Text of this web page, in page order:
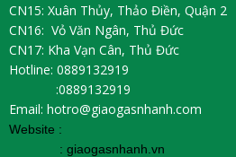
CN15: Xuân Thủy, Thảo Điền, Quận 2
CN16: Vỏ Văn Ngân, Thủ Đức
CN17: Kha Vạn Cân, Thủ Đức
Hotline: 0889132919
:0889132919
Email: hotro@giaogasnhanh.com
Website :
: giaogasnhanh.vn